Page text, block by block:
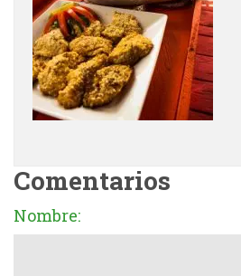
Comentarios
Nombre: